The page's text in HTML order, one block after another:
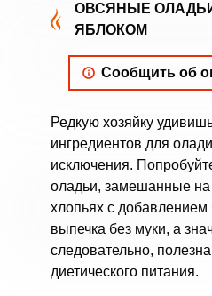
ОВСЯНЫЕ
ЯБЛОКОМ
Сообщить об
Редкую хозяйку
ингредиентов для
исключения.
оладьи, замешанные
хлопьях с добавлением
выпечка без муки, а
следовательно,
диетического питания.